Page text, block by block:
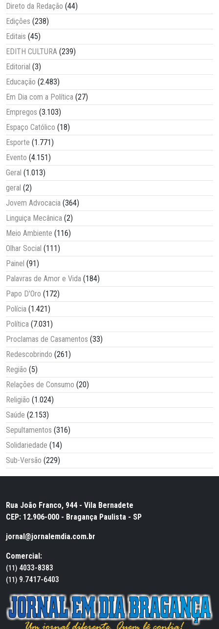
Direto da Redação (44)
Edições (238)
Editais (45)
EDITH CULTURA (239)
Editorial (3)
Educação (2.483)
Em Dia com a Política (27)
Empregos (3.103)
Espaço Católico (18)
Esporte (1.771)
Evento (4.151)
Geral (1.013)
geral (2)
Jovem Advocacia (364)
Linguiça Mecânica (2)
Meio Ambiente (116)
Olhar Social (111)
Painel (91)
Palavras de Amor e Vida (184)
Papo D'Oro (172)
Polícia (1.421)
Política (7.031)
Proclamas de Casamentos (33)
Redescobrindo (261)
Região (5)
Relações de Consumo (20)
Religião (1.024)
Saúde (2.153)
Sepultamentos (316)
Solidariedade (14)
Sub-Versão (229)
Rua João Franco, 944 - Vila Bernadete
CEP: 12.906-000 - Bragança Paulista - SP
jornal@jornalemdia.com.br
Comercial:
(11) 4033-8383
(11) 9.7417-6403